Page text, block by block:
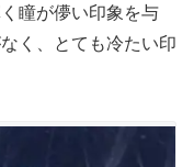
瞳が儚い印象を与
く、とても冷たい印